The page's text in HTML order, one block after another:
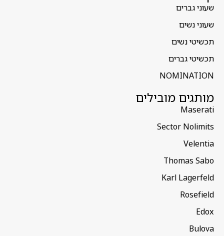
שעוני גברים
שעוני נשים
תכשיטי נשים
תכשיטי גברים
NOMINATION
מותגים מובילים
Maserati
Sector Nolimits
Velentia
Thomas Sabo
Karl Lagerfeld
Rosefield
Edox
Bulova